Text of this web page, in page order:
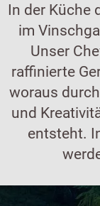
In der Küche
im
Unser
raffinierte
woraus
und
entsteht.